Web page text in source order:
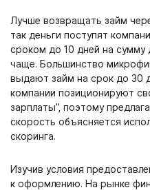
Лучше возвращать займ
так деньги поступят
сроком до 10 дней на
чаще. Большинство
выдают займ на срок до 30
компании позиционируют
зарплаты”, поэтому
скорость объясняется
скоринга.
Изучив условия
к оформлению. На рынке